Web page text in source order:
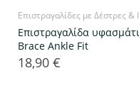
Επιστραγαλίδες με Δέστρες
Επιστραγαλίδα
Brace Ankle Fit
Τιμή
18,90 €